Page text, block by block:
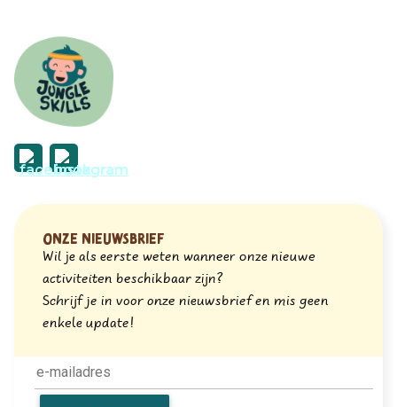
Onze nieuwsbrief
Wil je als eerste weten wanneer onze nieuwe
activiteiten beschikbaar zijn?
Schrijf je in voor onze nieuwsbrief en mis geen
enkele update!